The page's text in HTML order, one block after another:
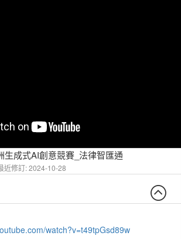
生成式AI創意競賽_法律智匯通
近修訂: 2024-10-28
watch?v=t49tpGsd89w